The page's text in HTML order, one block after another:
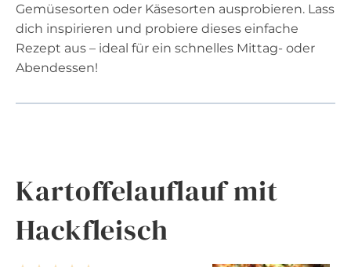
Gemüsesorten oder Käsesorten ausprobieren. Lass
dich inspirieren und probiere dieses einfache
Rezept aus – ideal für ein schnelles Mittag- oder
Abendessen!
Kartoffelauflauf mit
Hackfleisch